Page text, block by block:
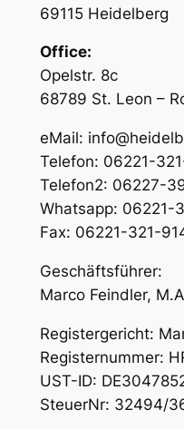
69115 Heidelberg
Office:
Opelstr. 8c
68789 St. Leon –
eMail:
Telefon: 06221-
Telefon2: 06227-
Whatsapp: 06221-
Fax: 06221-321-
Geschäftsführer:
Marco Feindler,
Registergericht:
Registernummer:
UST-ID:
SteuerNr: 32494/